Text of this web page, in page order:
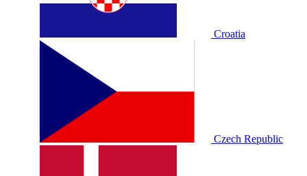
Croatia
Czech Republic